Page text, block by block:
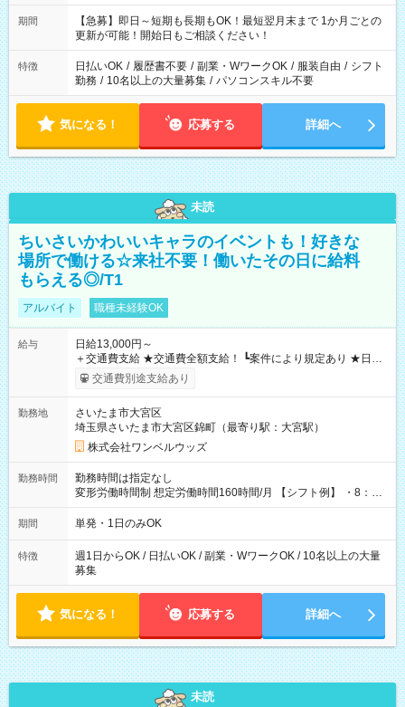
期間
【急募】即日～短期も長期もOK！最短翌月末まで 1か月ごとの
更新が可能！開始日もご相談ください！
特徴 日払いOK / 履歴書不要 / 副業・WワークOK / 服装自由 / シフト
勤務 / 10名以上の大量募集 / パソコンスキル不要
気になる！ 応募する 詳細へ
未読
ちいさいかわいいキャラのイベントも！好きな
場所で働ける☆来社不要！働いたその日に給料
もらえる◎/T1
アルバイト 職種未経験OK
給与
日給13,000円～
＋交通費支給 ★交通費全額支給！ ┗案件により規定あり ★日払
いOK！（規定あり） ┗働いたその日に現金GET♪ お仕事後はコ
ンビニATMから 日払い分を引き落とせます！ 【試用期間】試
交通費別途支給あり
勤務地
さいたま市大宮区
埼玉県さいたま市大宮区錦町（最寄り駅：大宮駅）
株式会社ワンベルウッズ
勤務時間
勤務時間は指定なし
変形労働時間制 想定労働時間160時間/月 【シフト例】 ・8：00
～21：00
期間 単発・1日のみOK
特徴
週1日からOK / 日払いOK / 副業・WワークOK / 10名以上の大量
募集
気になる！ 応募する 詳細へ
未読